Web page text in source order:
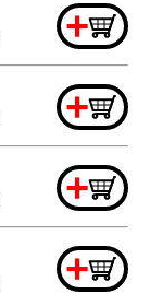
+
+
+
+